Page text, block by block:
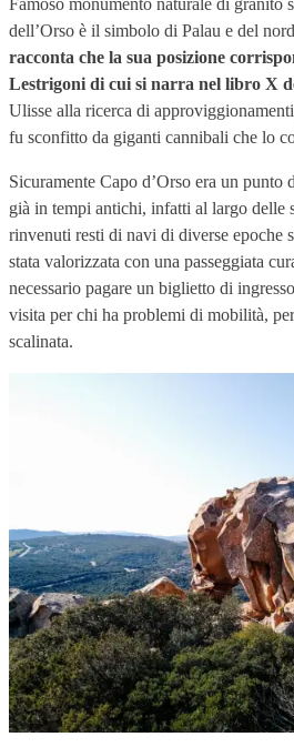
Famoso monumento naturale di granito
dell’Orso è il simbolo di Palau e del
racconta che la sua posizione
Lestrigoni di cui si narra nel libro X
Ulisse alla ricerca di
fu sconfitto da giganti cannibali che lo
Sicuramente Capo d’Orso era un
già in tempi antichi, infatti al largo delle
rinvenuti resti di navi di diverse epoche
stata valorizzata con una passeggiata
necessario pagare un biglietto di
visita per chi ha problemi di mobilità,
scalinata.